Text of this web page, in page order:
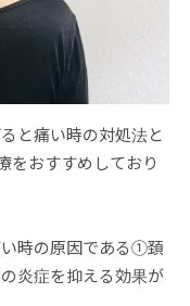
と痛い時の対処法と
をおすすめしており
時の原因である①頚
炎症を抑える効果が